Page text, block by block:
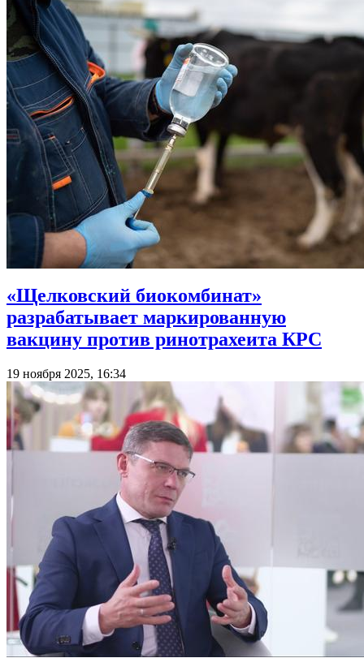
«Щелковский биокомбинат»
разрабатывает маркированную
вакцину против ринотрахеита КРС
19 ноября 2025, 16:34